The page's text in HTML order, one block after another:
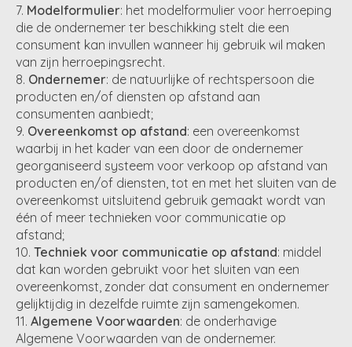
Modelformulier: het modelformulier voor herroeping
die de ondernemer ter beschikking stelt die een
consument kan invullen wanneer hij gebruik wil maken
van zijn herroepingsrecht.
Ondernemer: de natuurlijke of rechtspersoon die
producten en/of diensten op afstand aan
consumenten aanbiedt;
Overeenkomst op afstand: een overeenkomst
waarbij in het kader van een door de ondernemer
georganiseerd systeem voor verkoop op afstand van
producten en/of diensten, tot en met het sluiten van de
overeenkomst uitsluitend gebruik gemaakt wordt van
één of meer technieken voor communicatie op
afstand;
Techniek voor communicatie op afstand: middel
dat kan worden gebruikt voor het sluiten van een
overeenkomst, zonder dat consument en ondernemer
gelijktijdig in dezelfde ruimte zijn samengekomen.
Algemene Voorwaarden: de onderhavige
Algemene Voorwaarden van de ondernemer.